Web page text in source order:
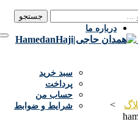
درباره ما
سبد خرید
پرداخت
حساب من
شرایط و ضوابط
>